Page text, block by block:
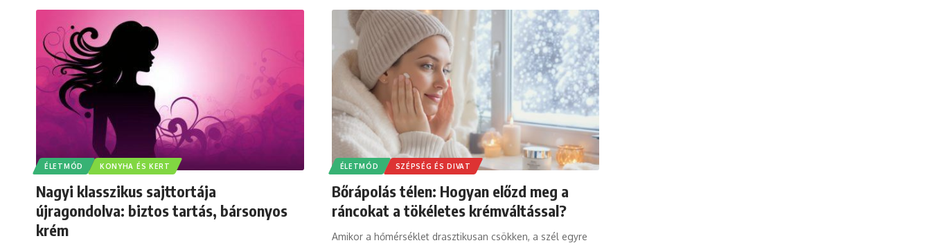
ÉLETMÓD KONYHA ÉS KERT
Nagyi klasszikus sajttortája
újragondolva: biztos tartás, bársonyos
krém
ÉLETMÓD SZÉPSÉG ÉS DIVAT
Bőrápolás télen: Hogyan előzd meg a
ráncokat a tökéletes krémváltással?
Amikor a hőmérséklet drasztikusan csökken, a szél egyre